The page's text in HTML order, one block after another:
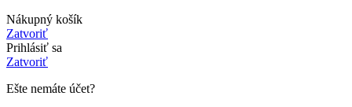
Nákupný košík
Zatvoriť
Prihlásiť sa
Zatvoriť
Ešte nemáte účet?